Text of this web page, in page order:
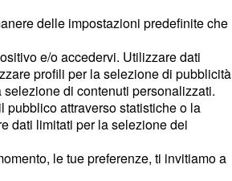
delle impostazioni predefinite che
e/o accedervi. Utilizzare dati
profili per la selezione di pubblicità
di contenuti personalizzati.
pubblico attraverso statistiche o la
dati limitati per la selezione dei
le tue preferenze, ti invitiamo a